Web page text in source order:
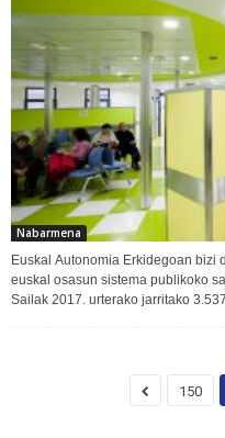
Nabarmena
Euskal Autonomia Erkidegoan bizi
euskal osasun sistema publikoko
Sailak 2017. urterako jarritako
150